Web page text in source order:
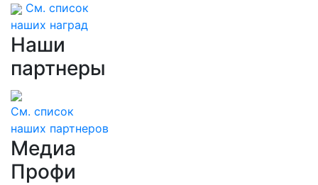
См. список
наших наград
Наши
партнеры
См. список
наших партнеров
Медиа
Профи